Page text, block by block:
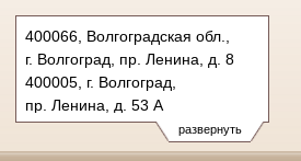
развернуть
400066, Волгоградская обл.,
г. Волгоград, пр. Ленина, д. 8
400005, г. Волгоград,
пр. Ленина, д. 53 А
Тел.: (8442) 38-21-98, 23-87-44
oblsud.vol@sudrf.ru